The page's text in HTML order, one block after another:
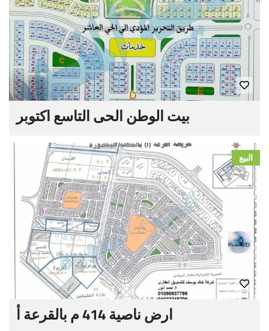
بيت الوطن الحى التاسع اكتوبر
البيع
ارض ناصية 414 م بالقرعة أ